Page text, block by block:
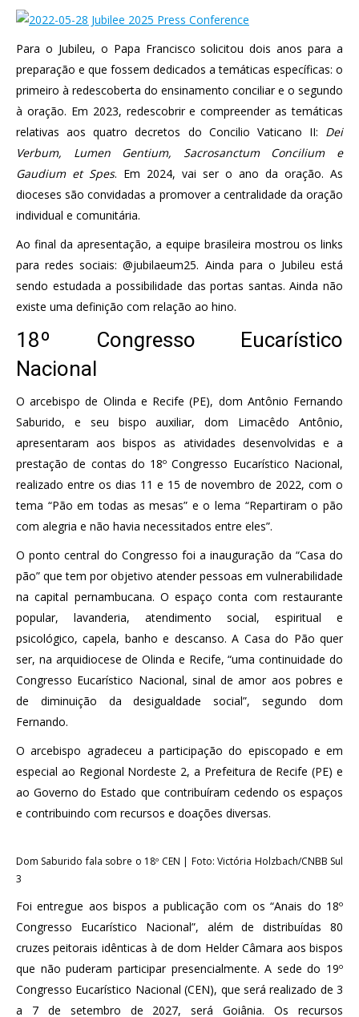
Para o Jubileu, o Papa Francisco solicitou dois anos para a
preparação e que fossem dedicados a temáticas específicas: o
primeiro à redescoberta do ensinamento conciliar e o segundo
à oração. Em 2023, redescobrir e compreender as temáticas
relativas aos quatro decretos do Concilio Vaticano II: Dei
Verbum, Lumen Gentium, Sacrosanctum Concilium e
Gaudium et Spes. Em 2024, vai ser o ano da oração. As
dioceses são convidadas a promover a centralidade da oração
individual e comunitária.
Ao final da apresentação, a equipe brasileira mostrou os links
para redes sociais: @jubilaeum25. Ainda para o Jubileu está
sendo estudada a possibilidade das portas santas. Ainda não
existe uma definição com relação ao hino.
18º Congresso Eucarístico
Nacional
O arcebispo de Olinda e Recife (PE), dom Antônio Fernando
Saburido, e seu bispo auxiliar, dom Limacêdo Antônio,
apresentaram aos bispos as atividades desenvolvidas e a
prestação de contas do 18º Congresso Eucarístico Nacional,
realizado entre os dias 11 e 15 de novembro de 2022, com o
tema “Pão em todas as mesas” e o lema “Repartiram o pão
com alegria e não havia necessitados entre eles”.
O ponto central do Congresso foi a inauguração da “Casa do
pão” que tem por objetivo atender pessoas em vulnerabilidade
na capital pernambucana. O espaço conta com restaurante
popular, lavanderia, atendimento social, espiritual e
psicológico, capela, banho e descanso. A Casa do Pão quer
ser, na arquidiocese de Olinda e Recife, “uma continuidade do
Congresso Eucarístico Nacional, sinal de amor aos pobres e
de diminuição da desigualdade social”, segundo dom
Fernando.
O arcebispo agradeceu a participação do episcopado e em
especial ao Regional Nordeste 2, a Prefeitura de Recife (PE) e
ao Governo do Estado que contribuíram cedendo os espaços
e contribuindo com recursos e doações diversas.
Dom Saburido fala sobre o 18º CEN | Foto: Victória Holzbach/CNBB Sul
3
Foi entregue aos bispos a publicação com os “Anais do 18º
Congresso Eucarístico Nacional”, além de distribuídas 80
cruzes peitorais idênticas à de dom Helder Câmara aos bispos
que não puderam participar presencialmente. A sede do 19º
Congresso Eucarístico Nacional (CEN), que será realizado de 3
a 7 de setembro de 2027, será Goiânia. Os recursos